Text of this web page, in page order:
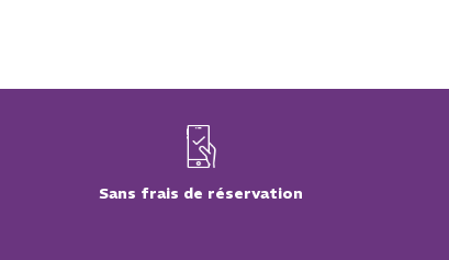
Sans frais de réservation